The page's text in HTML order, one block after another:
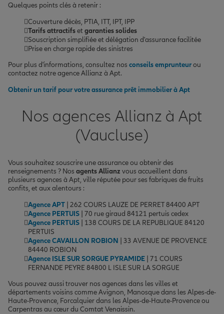
Quelques points clés à retenir :
Couverture décès, PTIA, ITT, IPT, IPP
Tarifs attractifset garanties solides
Souscription simplifiée et délégation d'assurance facilitée
Prise en charge rapide des sinistres
Pour plus d'informations, consultez nos conseils emprunteurou
contactez notre agence Allianz à Apt.
Obtenir un tarif pour votre assurance prêt immobilier à Apt
Nos agences Allianz à Apt
(Vaucluse)
Vous souhaitez souscrire une assurance ou obtenir des
renseignements ? Nos agents Allianz vous accueillent dans
plusieurs agences à Apt, ville réputée pour ses fabriques de fruits
confits, et aux alentours :
Agence APT | 262 COURS LAUZE DE PERRET 84400 APT
Agence PERTUIS | 70 rue giraud 84121 pertuis cedex
Agence PERTUIS | 138 COURS DE LA REPUBLIQUE 84120
PERTUIS
Agence CAVAILLON ROBION | 33 AVENUE DE PROVENCE
84440 ROBION
Agence ISLE SUR SORGUE PYRAMIDE | 71 COURS
FERNANDE PEYRE 84800 L ISLE SUR LA SORGUE
Vous pouvez aussi trouver nos agences dans les villes et
départements voisins comme Avignon, Manosque dans les Alpes-de-
Haute-Provence, Forcalquier dans les Alpes-de-Haute-Provence ou
Carpentras au cœur du Comtat Venaissin.